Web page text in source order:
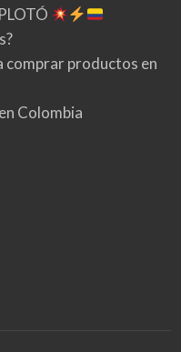
comprar productos en
Colombia